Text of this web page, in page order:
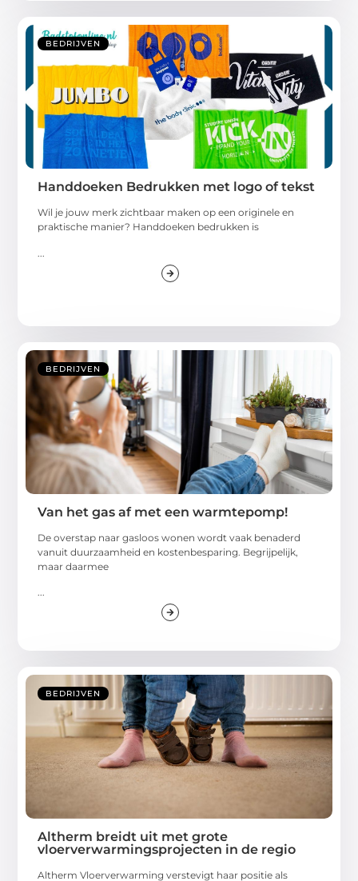
BEDRIJVEN
Handdoeken Bedrukken met logo of tekst
Wil je jouw merk zichtbaar maken op een originele en
praktische manier? Handdoeken bedrukken is
BEDRIJVEN
Van het gas af met een warmtepomp!
De overstap naar gasloos wonen wordt vaak benaderd
vanuit duurzaamheid en kostenbesparing. Begrijpelijk,
maar daarmee
...
BEDRIJVEN
Altherm breidt uit met grote
vloerverwarmingsprojecten in de regio
Altherm Vloerverwarming verstevigt haar positie als